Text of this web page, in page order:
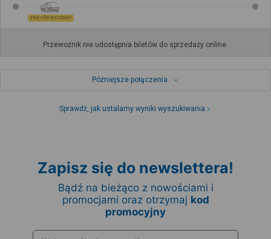
PRZYŚPIESZONY
Przewoźnik nie udostępnia biletów do sprzedaży online.
Późniejsze połączenia
Sprawdź, jak ustalamy wyniki wyszukiwania
Zapisz się do newslettera!
Bądź na bieżąco z nowościami i
promocjami oraz otrzymaj kod
promocyjny